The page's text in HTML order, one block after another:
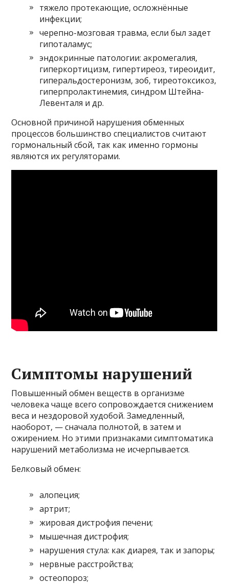
тяжело протекающие, осложнённые
инфекции;
черепно-мозговая травма, если был задет
гипоталамус;
эндокринные патологии: акромегалия,
гиперкортицизм, гипертиреоз, тиреоидит,
гиперальдостеронизм, зоб, тиреотоксикоз,
гиперпролактинемия, синдром Штейна-
Левенталя и др.
Основной причиной нарушения обменных
процессов большинство специалистов считают
гормональный сбой, так как именно гормоны
являются их регуляторами.
Симптомы нарушений
Повышенный обмен веществ в организме
человека чаще всего сопровождается снижением
веса и нездоровой худобой. Замедленный,
наоборот, — сначала полнотой, в затем и
ожирением. Но этими признаками симптоматика
нарушений метаболизма не исчерпывается.
Белковый обмен:
алопеция;
артрит;
жировая дистрофия печени;
мышечная дистрофия;
нарушения стула: как диарея, так и запоры;
нервные расстройства;
остеопороз;